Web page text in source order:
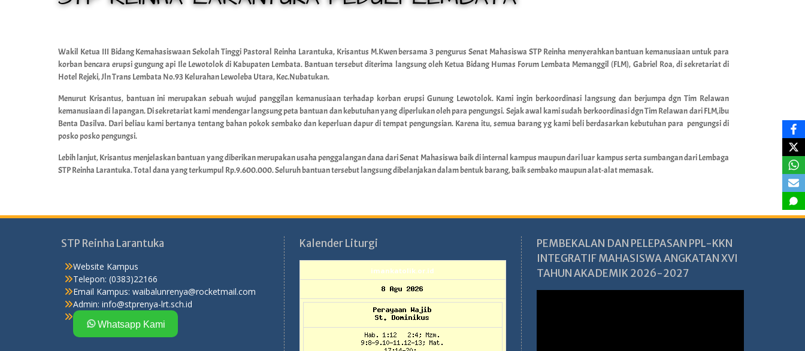
Wakil Ketua III Bidang Kemahasiswaan Sekolah Tinggi Pastoral Reinha Larantuka, Krisantus M.Kwen bersama 3 pengurus Senat Mahasiswa STP Reinha menyerahkan bantuan kemanusiaan untuk para
korban bencara erupsi gungung api Ile Lewotolok di Kabupaten Lembata. Bantuan tersebut diterima langsung oleh Ketua Bidang Humas Forum Lembata Memanggil (FLM), Gabriel Roa, di sekretariat di
Hotel Rejeki, Jln Trans Lembata No.93 Kelurahan Lewoleba Utara, Kec.Nubatukan.
Menurut Krisantus, bantuan ini merupakan sebuah wujud panggilan kemanusiaan terhadap korban erupsi Gunung Lewotolok. Kami ingin berkoordinasi langsung dan berjumpa dgn Tim Relawan
kemanusiaan di lapangan. Di sekretariat kami mendengar langsung peta bantuan dan kebutuhan yang diperlukan oleh para pengungsi. Sejak awal kami sudah berkoordinasi dgn Tim Relawan dari FLM,ibu
Benta Dasilva. Dari beliau kami bertanya tentang bahan pokok sembako dan keperluan dapur di tempat pengungsian. Karena itu, semua barang yg kami beli berdasarkan kebutuhan para pengungsi di
posko posko pengungsi.
Lebih lanjut, Krisantus menjelaskan bantuan yang diberikan merupakan usaha penggalangan dana dari Senat Mahasiswa baik di internal kampus maupun dari luar kampus serta sumbangan dari Lembaga
STP Reinha Larantuka. Total dana yang terkumpul Rp.9.600.000. Seluruh bantuan tersebut langsung dibelanjakan dalam bentuk barang, baik sembako maupun alat-alat memasak.
STP Reinha Larantuka
Website Kampus
Telepon: (0383)22166
Email Kampus: waibalunrenya@rocketmail.com
Admin: info@stprenya-lrt.sch.id
Whatsapp Kami
Kalender Liturgi
imankatolik.or.id
PEMBEKALAN DAN PELEPASAN PPL-KKN
INTEGRATIF MAHASISWA ANGKATAN XVI
TAHUN AKADEMIK 2026-2027